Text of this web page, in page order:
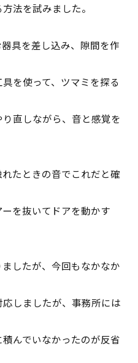
法を試みました。
具を差し込み、隙間を作
を使って、ツマミを探る
直しながら、音と感覚を
たときの音でこれだと確
を抜いてドアを動かす
したが、今回もなかなか
しましたが、事務所には
んでいなかったのが反省